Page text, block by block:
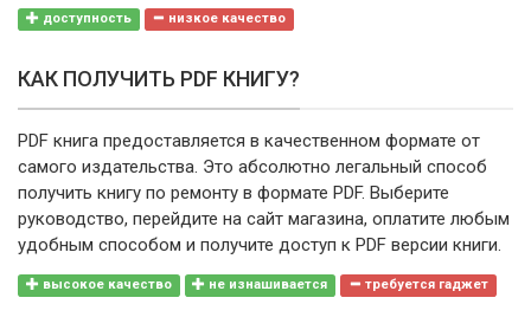
доступность низкое качество
КАК ПОЛУЧИТЬ PDF КНИГУ?
PDF книга предоставляется в качественном формате от
самого издательства. Это абсолютно легальный способ
получить книгу по ремонту в формате PDF. Выберите
руководство, перейдите на сайт магазина, оплатите любым
удобным способом и получите доступ к PDF версии книги.
высокое качество не изнашивается требуется гаджет